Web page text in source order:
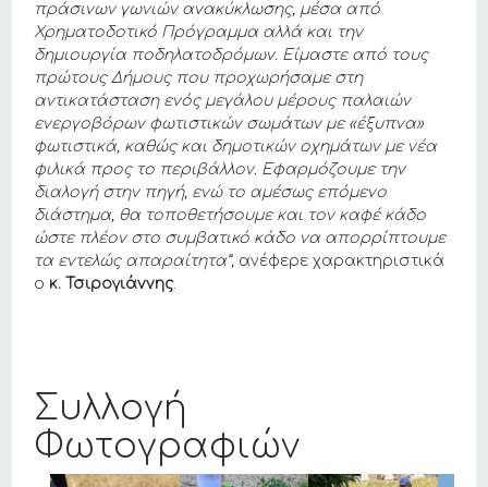
πράσινων γωνιών ανακύκλωσης, μέσα από
Χρηματοδοτικό Πρόγραμμα αλλά και την
δημιουργία ποδηλατοδρόμων. Είμαστε από τους
πρώτους Δήμους που προχωρήσαμε στη
αντικατάσταση ενός μεγάλου μέρους παλαιών
ενεργοβόρων φωτιστικών σωμάτων με «έξυπνα»
φωτιστικά, καθώς και δημοτικών οχημάτων με νέα
φιλικά προς το περιβάλλον. Εφαρμόζουμε την
διαλογή στην πηγή, ενώ το αμέσως επόμενο
διάστημα, θα τοποθετήσουμε και τον καφέ κάδο
ώστε πλέον στο συμβατικό κάδο να απορρίπτουμε
τα εντελώς απαραίτητα”, ανέφερε χαρακτηριστικά
ο κ. Τσιρογιάννης.
Συλλογή
Φωτογραφιών